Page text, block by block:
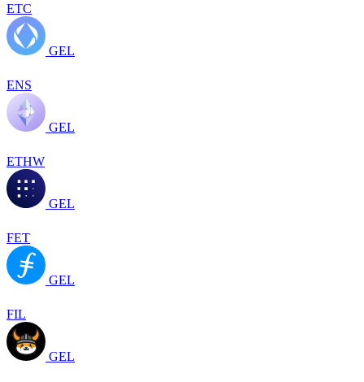
ETC
GEL
ENS
GEL
ETHW
GEL
FET
GEL
FIL
GEL